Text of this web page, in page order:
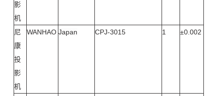
影
机
尼
康
投
影
机
WANHAO Japan CPJ-3015 1 ±0.002